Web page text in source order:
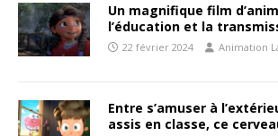
Un magnifique film
l’éducation et la
22 février 2024 Animation
Entre s’amuser à
assis en classe, ce